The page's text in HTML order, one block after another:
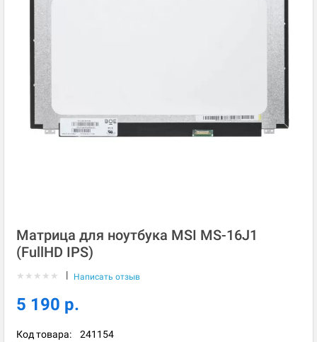
Матрица для ноутбука MSI MS-16J1
(FullHD IPS)
★ ★ ★ ★ ★ | Написать отзыв
5 190 р.
Код товара: 241154